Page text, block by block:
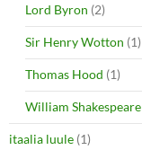
Lord Byron (2)
Sir Henry Wotton (1)
Thomas Hood (1)
William Shakespeare
itaalia luule (1)